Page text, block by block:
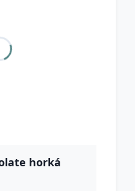
horká